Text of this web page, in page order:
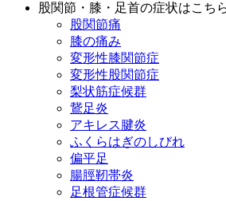
股関節・膝・足首の症状はこち
股関節痛
膝の痛み
変形性膝関節症
変形性股関節症
梨状筋症候群
鵞足炎
アキレス腱炎
ふくらはぎのしびれ
偏平足
腸脛靭帯炎
足根管症候群